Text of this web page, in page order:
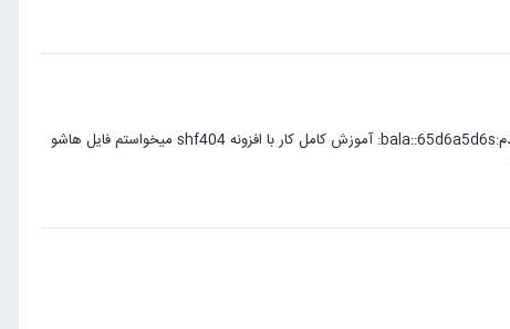
سلام بر دوستان دوستان آموزش براتون قرار میدم که فکر کنم اولین نفر باشم تو انجمن قرارش میدم:bala::65d6a5d6s: آموزش کامل کار با افزونه shf404 میخواستم فایل هاشو